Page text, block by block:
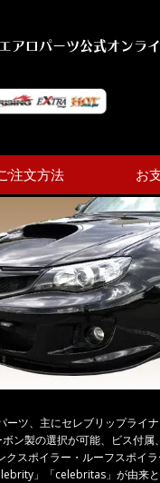
アロパーツ公式オン
注文方法 お
ツ、主にセレブリップライ
ン製の選択が可能、ビス付属
スポイラー・ルーフスポイラ
」「celebritas」が由来